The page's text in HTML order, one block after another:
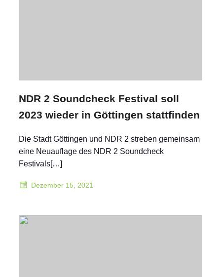
NDR 2 Soundcheck Festival soll
2023 wieder in Göttingen stattfinden
Die Stadt Göttingen und NDR 2 streben gemeinsam
eine Neuauflage des NDR 2 Soundcheck
Festivals[…]
Dezember 15, 2021